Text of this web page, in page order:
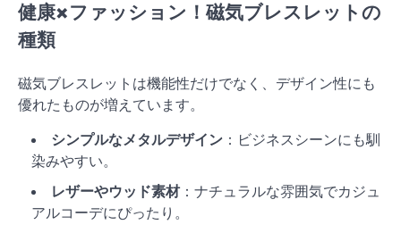
健康×ファッション！磁気ブレスレットの
種類
磁気ブレスレットは機能性だけでなく、デザイン性にも
優れたものが増えています。
シンプルなメタルデザイン ：ビジネスシーンにも馴
染みやすい。
レザーやウッド素材：ナチュラルな雰囲気でカジュ
アルコーデにぴったり。